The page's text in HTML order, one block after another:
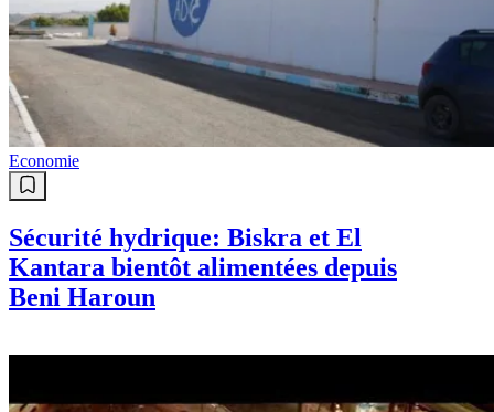
Economie
Sécurité hydrique: Biskra et El
Kantara bientôt alimentées depuis
Beni Haroun